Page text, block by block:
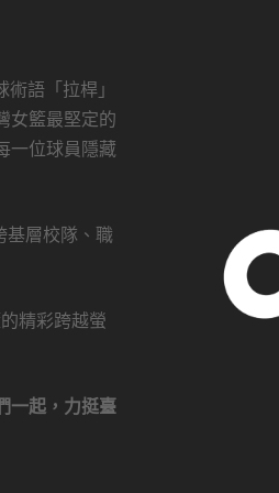
術語「拉桿」
女籃最堅定的
一位球員隱藏
層校隊、職
精彩跨越螢
一起，力挺臺